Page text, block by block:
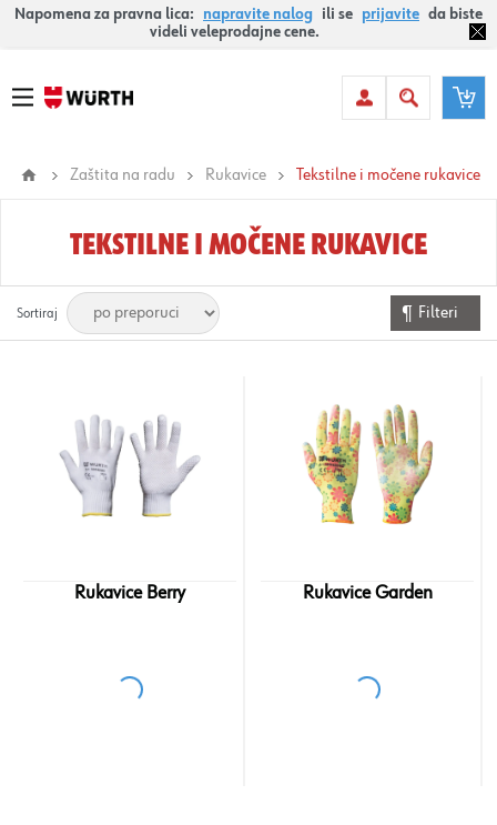
Napomena za pravna lica: napravite nalog ili se prijavite da biste
videli veleprodajne cene.
Zaštita na radu Rukavice Tekstilne i močene rukavice
TEKSTILNE I MOČENE RUKAVICE
Sortiraj Filteri
Rukavice Berry Rukavice Garden